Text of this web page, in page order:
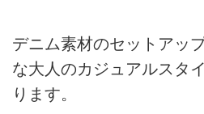
デニム素材のセットアッ
な大人のカジュアルスタ
ります。